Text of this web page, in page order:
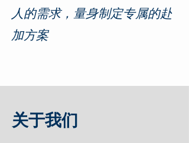
人的需求，量身制定专属的赴
加方案
关于我们